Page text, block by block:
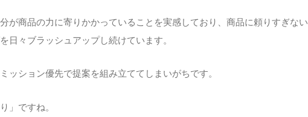
が商品の力に寄りかかっていることを実感しており、商品に頼りすぎない
日々ブラッシュアップし続けています。
ッション優先で提案を組み立ててしまいがちです。
」ですね。